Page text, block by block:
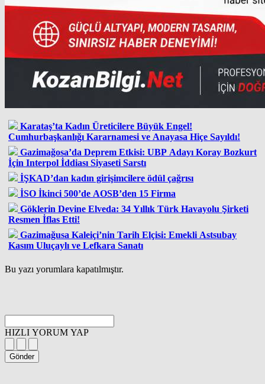
Karataş’ta Kadın Üreticilere Büyük Engel!
Cumhurbaşkanlığı Kararnamesi ve Anayasa Hiçe Sayıldı!
Gazimağosa’da Deprem Etkisi: UBP Adayı Koray Bozkurt
İçin Interpol İddiası Siyaseti Sarstı
İŞKAD’dan kadın girişimcilere ödül çağrısı
İSO İkinci 500’de AOSB’den 15 Firma
Göklerin Devine Elveda: 34 Yıllık Türk Havayolu Şirketi
Resmen İflas Etti!
Gazimağusa Kaleiçi’nin Tarih Elçisi: Emekli Astsubay
Kasım Uluçaylı ve Lefkara Sanatı
Bu yazı yorumlara kapatılmıştır.
HIZLI YORUM YAP
Gönder